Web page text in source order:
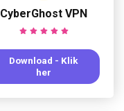
CyberGhost VPN
Download - Klik
her